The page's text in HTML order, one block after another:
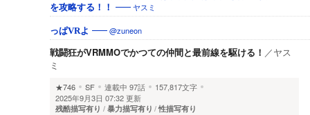
を攻略する！！
ヤスミ
っぱVRよ @zuneon
戦闘狂がVRMMOでかつての仲間と最前線を駆ける！ ／ヤス
ミ
★746 SF 連載中 97話
157,817文字
2025年9月3日 07:32 更新
残酷描写有り 暴力描写有り 性描写有り